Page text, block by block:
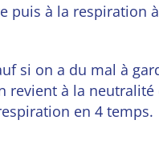
puis à la respiration
si on a du mal à
à la
en4 temps.